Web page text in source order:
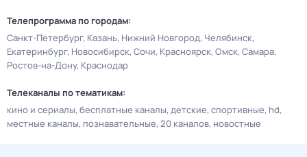
Телепрограмма по городам:
Санкт-Петербург Казань Нижний Новгород Челябинск
Екатеринбург Новосибирск Сочи Красноярск Омск Самара
Ростов-на-Дону Краснодар
Телеканалы по тематикам:
кино и сериалы бесплатные каналы детские спортивные hd
местные каналы познавательные 20 каналов новостные